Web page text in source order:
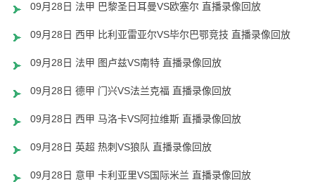
09月28日 法甲 巴黎圣日耳曼VS欧塞尔 直播录像回放
09月28日 西甲 比利亚雷亚尔VS毕尔巴鄂竞技 直播录像回放
09月28日 法甲 图卢兹VS南特 直播录像回放
09月28日 德甲 门兴VS法兰克福 直播录像回放
09月28日 西甲 马洛卡VS阿拉维斯 直播录像回放
09月28日 英超 热刺VS狼队 直播录像回放
09月28日 意甲 卡利亚里VS国际米兰 直播录像回放